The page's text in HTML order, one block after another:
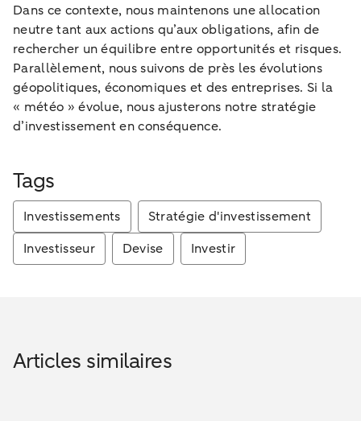
Dans ce contexte, nous maintenons une allocation
neutre tant aux actions qu’aux obligations, afin de
rechercher un équilibre entre opportunités et risques.
Parallèlement, nous suivons de près les évolutions
géopolitiques, économiques et des entreprises. Si la
« météo » évolue, nous ajusterons notre stratégie
d’investissement en conséquence.
Tags
Investissements
Stratégie d'investissement
Investisseur
Devise Investir
Articles similaires